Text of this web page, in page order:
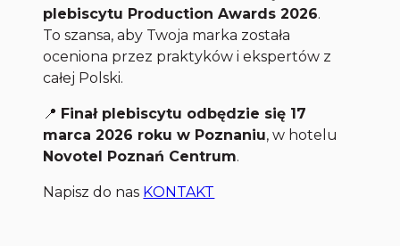
plebiscytu Production Awards 2026.
To szansa, aby Twoja marka została
oceniona przez praktyków i ekspertów z
całej Polski.
📍 Finał plebiscytu odbędzie się 17
marca 2026 roku w Poznaniu, w hotelu
Novotel Poznań Centrum.
Napisz do nas KONTAKT